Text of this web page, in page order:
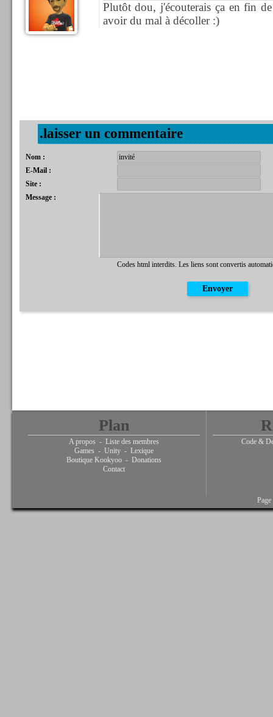
Plutôt dou, j'écouterais ça en fin
avoir du mal à décoller :)
.laisser un commentaire
Nom :
E-Mail :
Site :
Message :
Codes html interdits. Les liens sont convertis
Plan
A propos - Liste des membres
Games - Unity - Lexique
Boutique Kookyoo - Donations
Contact
Code &